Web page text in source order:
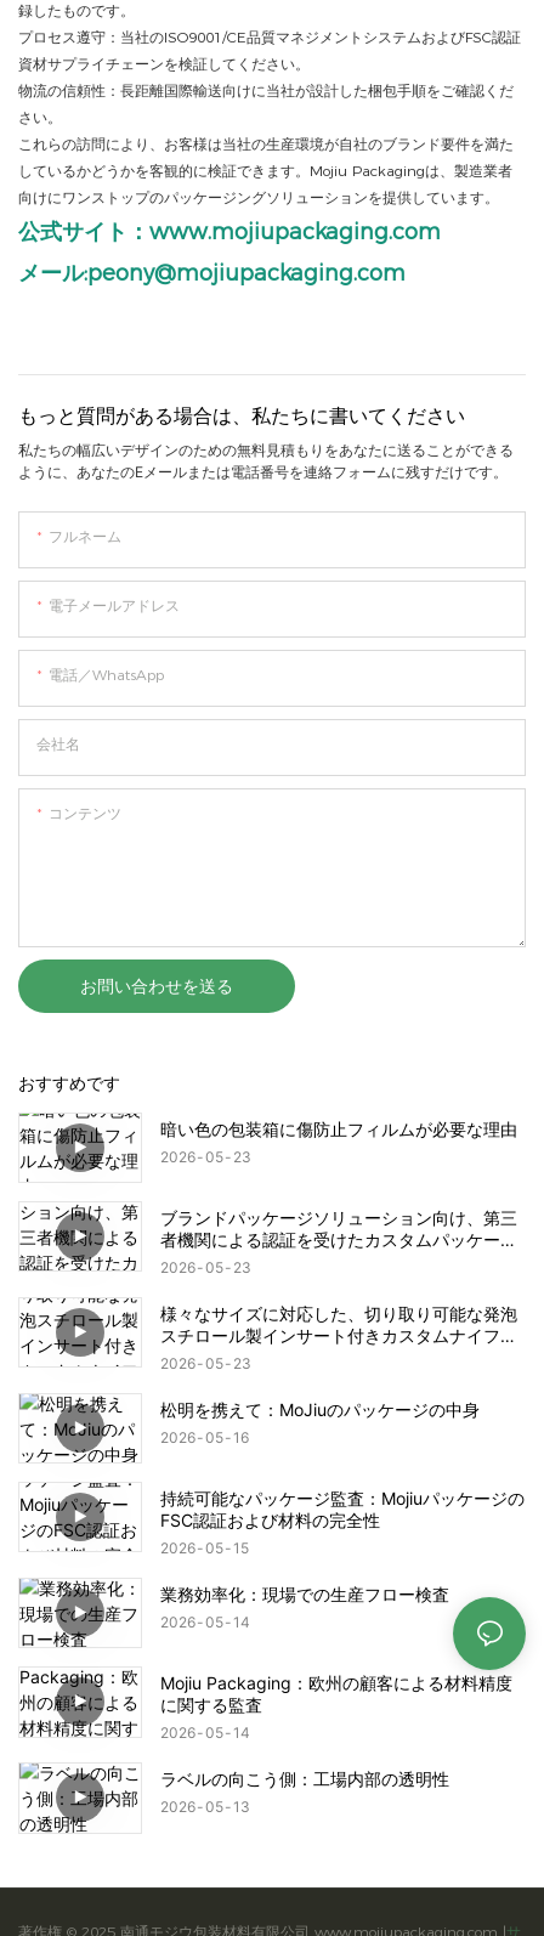
録したものです。
プロセス遵守：当社のISO9001/CE品質マネジメントシステムおよびFSC認証
資材サプライチェーンを検証してください。
物流の信頼性：長距離国際輸送向けに当社が設計した梱包手順をご確認くだ
さい。
これらの訪問により、お客様は当社の生産環境が自社のブランド要件を満た
しているかどうかを客観的に検証できます。Mojiu Packagingは、製造業者
向けにワンストップのパッケージングソリューションを提供しています。
公式サイト：www.mojiupackaging.com
メール:peony@mojiupackaging.com
もっと質問がある場合は、私たちに書いてください
私たちの幅広いデザインのための無料見積もりをあなたに送ることができる
ように、あなたのEメールまたは電話番号を連絡フォームに残すだけです。
フルネーム
電子メールアドレス
電話／WhatsApp
会社名
コンテンツ
お問い合わせを送る
おすすめです
暗い色の包装箱に傷防止フィルムが必要な理由
2026 05 23
ブランドパッケージソリューション向け、第三
者機関による認証を受けたカスタムパッケージ
工場
2026 05 23
様々なサイズに対応した、切り取り可能な発泡
スチロール製インサート付きカスタムナイフパ
ッケージボックス
2026 05 23
松明を携えて：MoJiuのパッケージの中身
2026 05 16
持続可能なパッケージ監査：Mojiuパッケージの
FSC認証および材料の完全性
2026 05 15
業務効率化：現場での生産フロー検査
2026 05 14
Mojiu Packaging：欧州の顧客による材料精度
に関する監査
2026 05 14
ラベルの向こう側：工場内部の透明性
2026 05 13
著作権 © 2025 南通モジウ包装材料有限公司 www.mojiupackaging.com |サ